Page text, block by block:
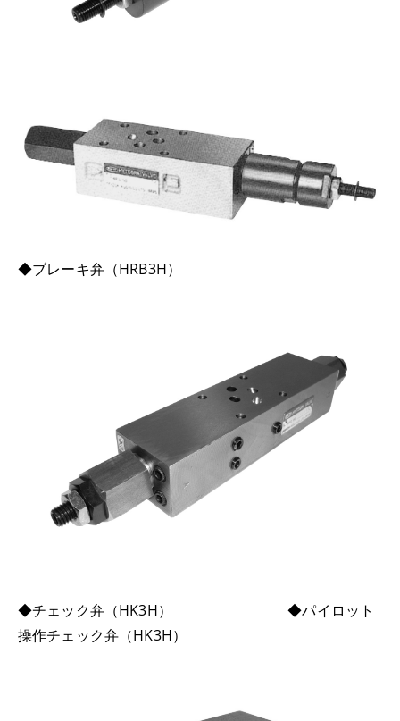
◆ブレーキ弁（HRB3H）
◆チェック弁（HK3H） ◆パイロット
操作チェック弁（HK3H）